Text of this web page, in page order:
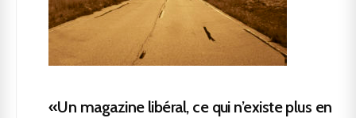
«Un magazine libéral, ce qui n’existe plus en